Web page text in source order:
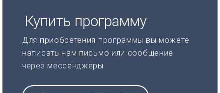
Купить программу
Для приобретения программы вы можете
написать нам письмо или сообщение
через мессенджеры